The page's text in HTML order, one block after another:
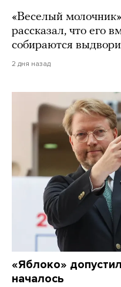
«Веселый
рассказал, что его
собираются
2 дня назад
«Яблоко»
началось